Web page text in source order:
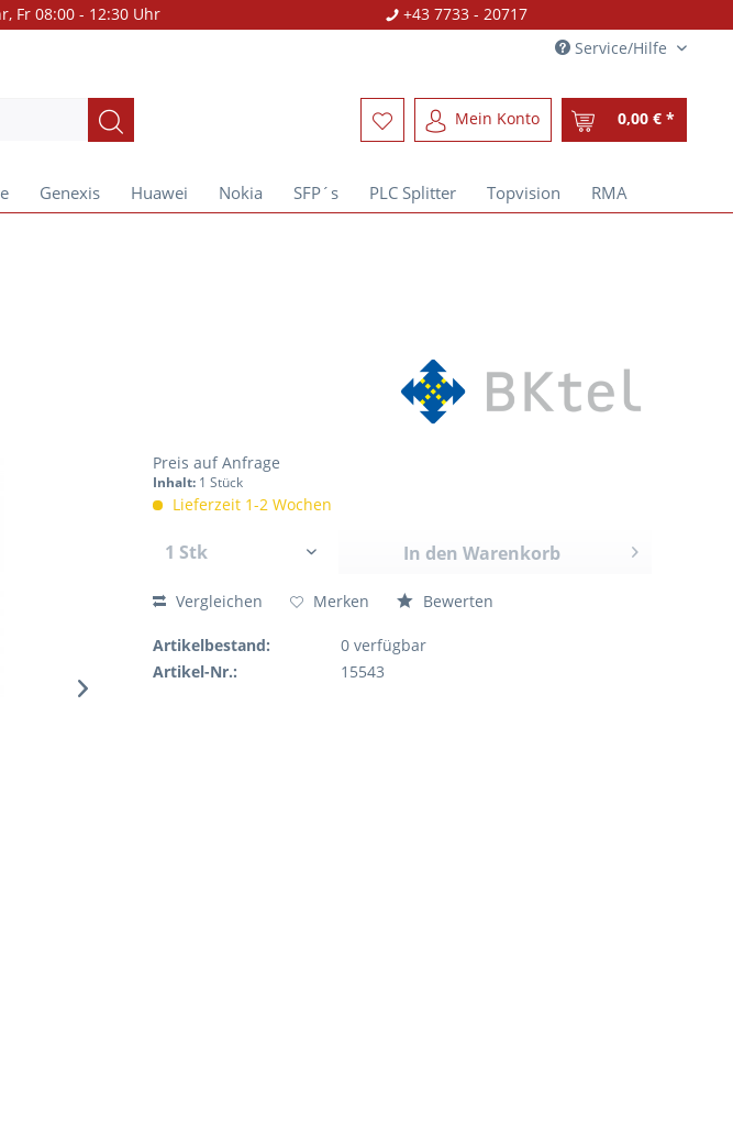
Fr 08:00 - 12:30 Uhr
+43 7733 - 20717
Service/Hilfe
Mein Konto 0,00 € *
Genexis Huawei Nokia SFP´s PLC Splitter Topvision RMA
Preis auf Anfrage
Inhalt: 1 Stück
Lieferzeit 1-2 Wochen
In den Warenkorb
Vergleichen Merken Bewerten
Artikelbestand: 0 verfügbar
Artikel-Nr.:
15543